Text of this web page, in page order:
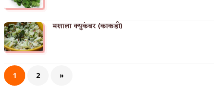
मसाला क्युकंबर (काकडी)
1 2 »